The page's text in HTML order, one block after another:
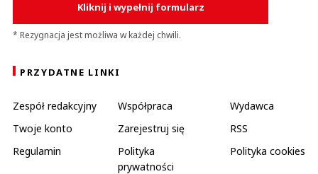
Kliknij i wypełnij formularz
* Rezygnacja jest możliwa w każdej chwili.
PRZYDATNE LINKI
Zespół redakcyjny Współpraca
Wydawca
Twoje konto
Zarejestruj się
RSS
Regulamin
Polityka
prywatności
Polityka cookies